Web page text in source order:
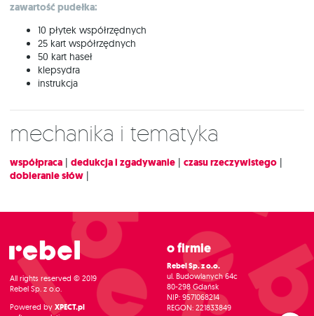
zawartość pudełka:
10 płytek współrzędnych
25 kart współrzędnych
50 kart haseł
klepsydra
instrukcja
Mechanika i tematyka
współpraca | dedukcja i zgadywanie | czasu rzeczywistego |
dobieranie słów |
All rights reserved © 2019
Rebel Sp. z o.o.
Powered by XPECT.pl
O firmie
Rebel Sp. z o.o.
ul. Budowlanych 64c
80-298 Gdańsk
NIP: 9571068214
REGON: 221833849